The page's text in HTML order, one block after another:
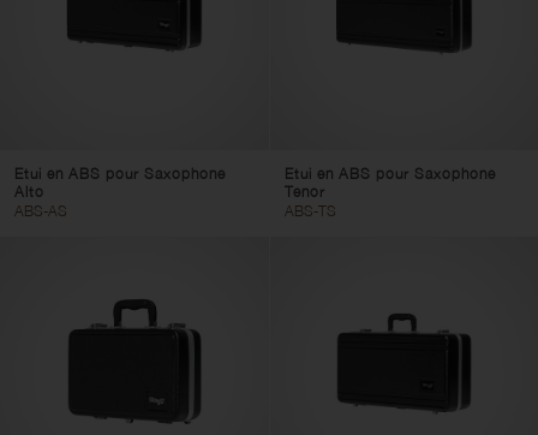
Etui en ABS pour Saxophone
Alto
ABS-AS
Etui en ABS pour Saxophone
Tenor
ABS-TS